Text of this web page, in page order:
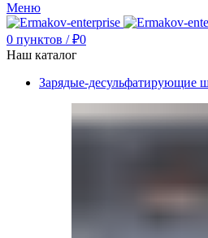
Меню
0 пунктов / ₽0
Наш каталог
Зарядые-десульфатирующие